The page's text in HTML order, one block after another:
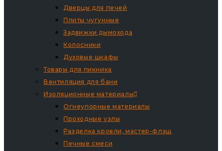
Дверцы для печей
Плиты чугунные
Задвижки дымохода
Колосники
Духовые шкафы
Товары для пикника
Вентиляция для бани
Изоляционные материалы
Огнеупорные материалы
Проходные узлы
Разделка кровли, мастер-флэш
Печные смеси